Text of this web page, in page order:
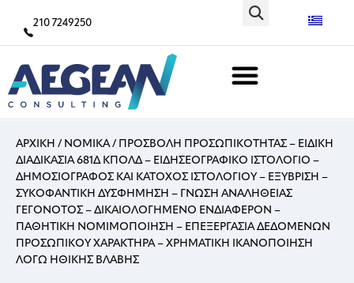
210 7249250
ΑΡΧΙΚΗ / ΝΟΜΙΚΑ/ ΠΡΟΣΒΟΛΗ ΠΡΟΣΩΠΙΚΟΤΗΤΑΣ – ΕΙΔΙΚΗ
ΔΙΑΔΙΚΑΣΙΑ 681Δ ΚΠΟΛΔ – ΕΙΔΗΣΕΟΓΡΑΦΙΚΟ ΙΣΤΟΛΟΓΙΟ –
ΔΗΜΟΣΙΟΓΡΑΦΟΣ ΚΑΙ ΚΑΤΟΧΟΣ ΙΣΤΟΛΟΓΙΟΥ – ΕΞΥΒΡΙΣΗ –
ΣΥΚΟΦΑΝΤΙΚΗ ΔΥΣΦΗΜΗΣΗ – ΓΝΩΣΗ ΑΝΑΛΗΘΕΙΑΣ
ΓΕΓΟΝΟΤΟΣ – ΔΙΚΑΙΟΛΟΓΗΜΕΝΟ ΕΝΔΙΑΦΕΡΟΝ –
ΠΑΘΗΤΙΚΗ ΝΟΜΙΜΟΠΟΙΗΣΗ – ΕΠΕΞΕΡΓΑΣΙΑ ΔΕΔΟΜΕΝΩΝ
ΠΡΟΣΩΠΙΚΟΥ ΧΑΡΑΚΤΗΡΑ – ΧΡΗΜΑΤΙΚΗ ΙΚΑΝΟΠΟΙΗΣΗ
ΛΟΓΩ ΗΘΙΚΗΣ ΒΛΑΒΗΣ